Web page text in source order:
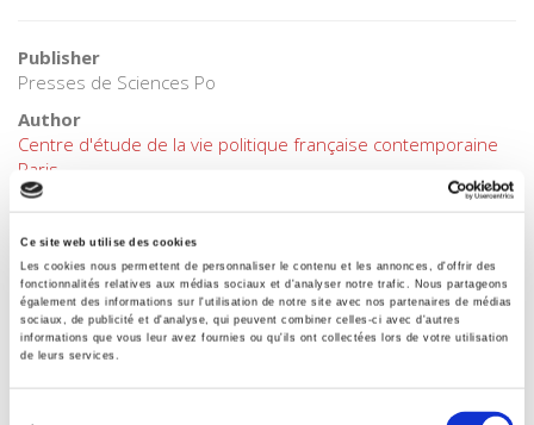
Ce site web utilise des cookies
Les cookies nous permettent de personnaliser le contenu et les annonces, d'offrir des
fonctionnalités relatives aux médias sociaux et d'analyser notre trafic. Nous partageons
également des informations sur l'utilisation de notre site avec nos partenaires de médias
sociaux, de publicité et d'analyse, qui peuvent combiner celles-ci avec d'autres
informations que vous leur avez fournies ou qu'ils ont collectées lors de votre utilisation
de leurs services.
Publisher
Presses de Sciences Po
Author
Centre d'étude de la vie politique française contemporaine
Paris
Collection
Académique
Language
French
Tags
,
Publisher Category